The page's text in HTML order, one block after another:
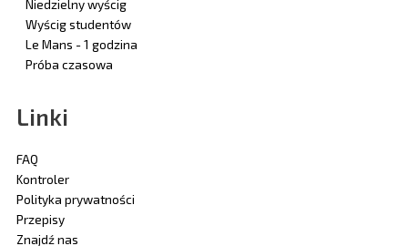
Niedzielny wyścig
Wyścig studentów
Le Mans - 1 godzina
Próba czasowa
Linki
FAQ
Kontroler
Polityka prywatności
Przepisy
Znajdź nas